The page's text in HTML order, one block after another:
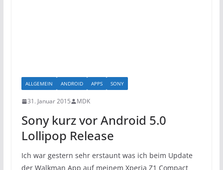
ALLGEMEIN ANDROID APPS SONY
31. Januar 2015 MDK
Sony kurz vor Android 5.0
Lollipop Release
Ich war gestern sehr erstaunt was ich beim Update
der Walkman App auf meinem Xperia Z1 Compact